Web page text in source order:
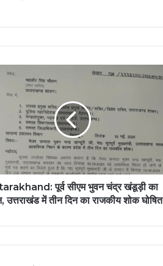
पूर्व सीएम भुवन चंद्र खंडूड़ी का
उत्तराखंड में तीन दिन का राजकीय शोक घोषित